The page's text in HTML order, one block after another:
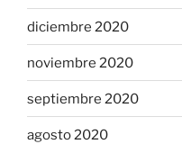
diciembre 2020
noviembre 2020
septiembre 2020
agosto 2020